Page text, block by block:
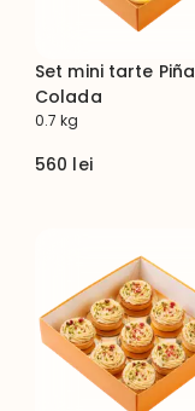
Set mini tarte Piña
Colada
0.7 kg
560 lei